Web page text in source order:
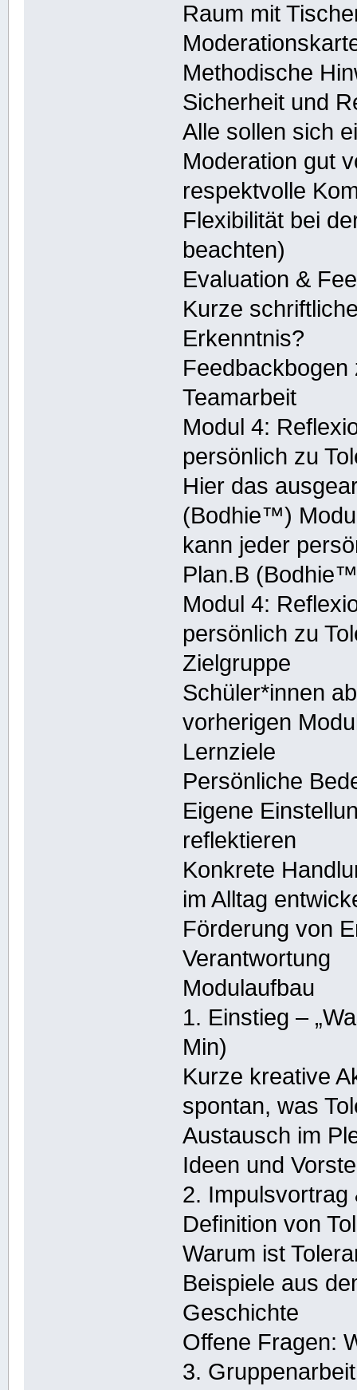
Raum mit
Methodische
Sicherheit und
Alle sollen sich
Moderation gut
respektvolle
Flexibilität bei
beachten)
Evaluation &
Kurze
Erkenntnis?
Teamarbeit
Modul 4:
persönlich zu
Hier das
(Bodhie™)
kann jeder
Plan.B
Modul 4:
persönlich zu
Zielgruppe
Schüler*innen
vorherigen
Lernziele
Persönliche
Eigene
reflektieren
Konkrete
im Alltag
Förderung von
Verantwortung
Modulaufbau
1. Einstieg –
Min)
Kurze kreative
spontan, was
Austausch im
Ideen und
2.
Definition von
Warum ist
Beispiele aus
Geschichte
Offene Fragen:
3.